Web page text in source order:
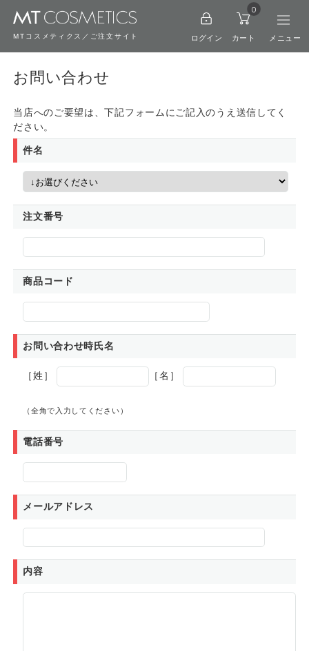
MTコスメティクス／ご注文サイト ログイン カート
0
お問い合わせ
当店へのご要望は、下記フォームにご記入のうえ送信してく
ださい。
件名
注文番号
商品コード
お問い合わせ時氏名
［姓］ ［名］
（全角で入力してください）
電話番号
メールアドレス
内容